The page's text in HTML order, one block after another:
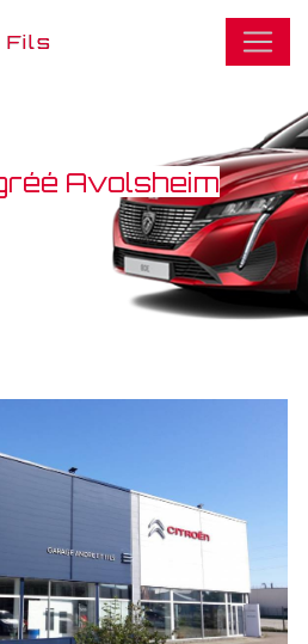
Fils
Avolsheim